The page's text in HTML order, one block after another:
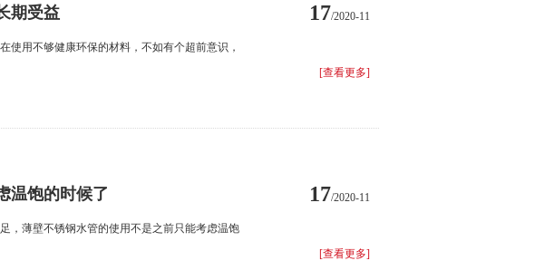
期受益
使用不够健康环保的材料，不如有个超前意识，
17/2020-11
[查看更多]
温饱的时候了
，薄壁不锈钢水管的使用不是之前只能考虑温饱
17/2020-11
[查看更多]